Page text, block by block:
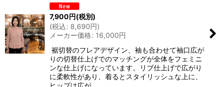
7,900円(税別)
(税込: 8,690円)
メーカー価格: 16,000円
裾切替のフレアデザイン、袖も合わせて袖口広が
りの切替仕上げでのマッチングが全体をフェミニ
ンな仕上げになっています。リブ仕上げで広がり
に柔軟性があり、着るとスタイリッシュな上に、
ヒップは広が…